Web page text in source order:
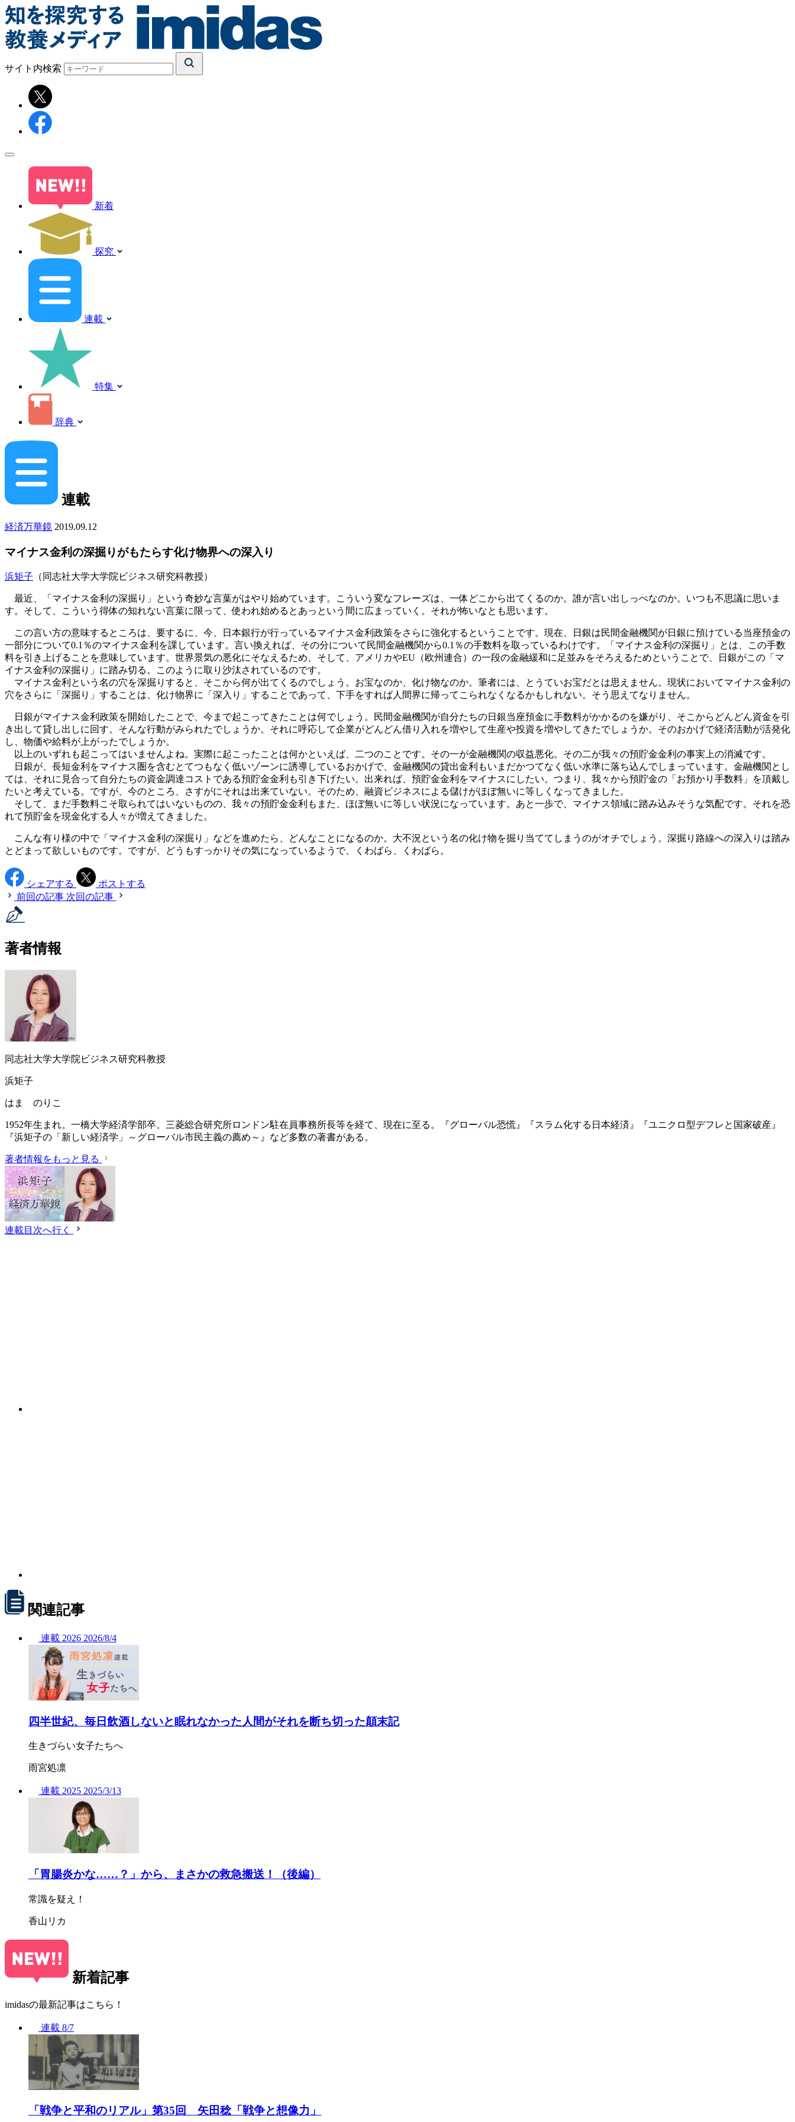
サイト内検索
新着
探究
連載
特集
辞典
連載
経済万華鏡 2019.09.12
マイナス金利の深掘りがもたらす化け物界への深入り
浜矩子 （同志社大学大学院ビジネス研究科教授）
最近、「マイナス金利の深掘り」という奇妙な言葉がはやり始めています。こういう変なフレーズは、一体どこから出てくるのか。誰が言い出しっぺなのか。いつも不思議に思いま
す。そして、こういう得体の知れない言葉に限って、使われ始めるとあっという間に広まっていく。それが怖いなとも思います。
この言い方の意味するところは、要するに、今、日本銀行が行っているマイナス金利政策をさらに強化するということです。現在、日銀は民間金融機関が日銀に預けている当座預金の
一部分について0.1％のマイナス金利を課しています。言い換えれば、その分について民間金融機関から0.1％の手数料を取っているわけです。「マイナス金利の深掘り」とは、この手数
料を引き上げることを意味しています。世界景気の悪化にそなえるため、そして、アメリカやEU（欧州連合）の一段の金融緩和に足並みをそろえるためということで、日銀がこの「マ
イナス金利の深掘り」に踏み切る。このように取り沙汰されているのです。
マイナス金利という名の穴を深掘りすると、そこから何が出てくるのでしょう。お宝なのか、化け物なのか。筆者には、とうていお宝だとは思えません。現状においてマイナス金利の
穴をさらに「深掘り」することは、化け物界に「深入り」することであって、下手をすれば人間界に帰ってこられなくなるかもしれない。そう思えてなりません。
日銀がマイナス金利政策を開始したことで、今まで起こってきたことは何でしょう。民間金融機関が自分たちの日銀当座預金に手数料がかかるのを嫌がり、そこからどんどん資金を引
き出して貸し出しに回す。そんな行動がみられたでしょうか。それに呼応して企業がどんどん借り入れを増やして生産や投資を増やしてきたでしょうか。そのおかげで経済活動が活発化
し、物価や給料が上がったでしょうか。
以上のいずれも起こってはいませんよね。実際に起こったことは何かといえば、二つのことです。その一が金融機関の収益悪化。その二が我々の預貯金金利の事実上の消滅です。
日銀が、長短金利をマイナス圏を含むとてつもなく低いゾーンに誘導しているおかげで、金融機関の貸出金利もいまだかつてなく低い水準に落ち込んでしまっています。金融機関とし
ては、それに見合って自分たちの資金調達コストである預貯金金利も引き下げたい。出来れば、預貯金金利をマイナスにしたい。つまり、我々から預貯金の「お預かり手数料」を頂戴し
たいと考えている。ですが、今のところ、さすがにそれは出来ていない。そのため、融資ビジネスによる儲けがほぼ無いに等しくなってきました。
そして、まだ手数料こそ取られてはいないものの、我々の預貯金金利もまた、ほぼ無いに等しい状況になっています。あと一歩で、マイナス領域に踏み込みそうな気配です。それを恐
れて預貯金を現金化する人々が増えてきました。
こんな有り様の中で「マイナス金利の深掘り」などを進めたら、どんなことになるのか。大不況という名の化け物を掘り当ててしまうのがオチでしょう。深掘り路線への深入りは踏み
とどまって欲しいものです。ですが、どうもすっかりその気になっているようで、くわばら、くわばら。
シェアする
ポストする
前回の記事 次回の記事
著者情報
同志社大学大学院ビジネス研究科教授
浜矩子
はま のりこ
1952年生まれ。一橋大学経済学部卒。三菱総合研究所ロンドン駐在員事務所長等を経て、現在に至る。『グローバル恐慌』『スラム化する日本経済』『ユニクロ型デフレと国家破産』
『浜矩子の「新しい経済学」～グローバル市民主義の薦め～』など多数の著書がある。
著者情報をもっと見る
連載目次へ行く
関連記事
連載 2026 2026/8/4
四半世紀、毎日飲酒しないと眠れなかった人間がそれを断ち切った顛末記
生きづらい女子たちへ
雨宮処凛
連載 2025 2025/3/13
「胃腸炎かな……？」から、まさかの救急搬送！（後編）
常識を疑え！
香山リカ
新着記事
imidasの最新記事はこちら！
連載 8/7
「戦争と平和のリアル」第35回 矢田稔「戦争と想像力」